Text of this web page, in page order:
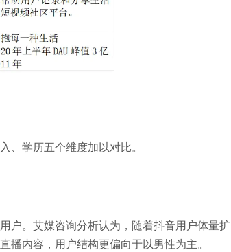
学历五个维度加以对比。
户。艾媒咨询分析认为，随着抖音用户体量扩
内容，用户结构更偏向于以男性为主。